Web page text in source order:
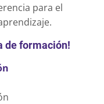
para el
de formación!